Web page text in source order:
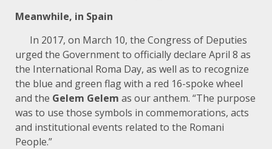
Meanwhile, in Spain
In 2017, on March 10, the Congress of Deputies
urged the Government to officially declare April 8 as
the International Roma Day, as well as to recognize
the blue and green flag with a red 16-spoke wheel
and the Gelem Gelem as our anthem. “The purpose
was to use those symbols in commemorations, acts
and institutional events related to the Romani
People.”